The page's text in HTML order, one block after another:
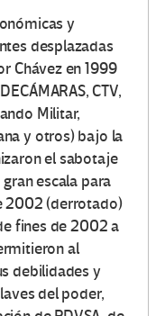
y
desplazadas
Chávez en 1999
CTV,
Militar,
y otros) bajo la
el sabotaje
escala para
2002 (derrotado)
fines de 2002 a
al
debilidades y
del poder,